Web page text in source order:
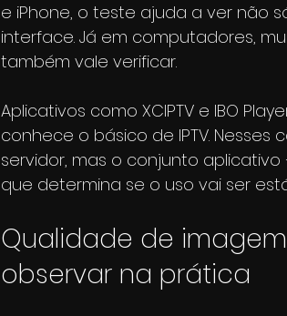
e iPhone, o teste ajuda a ver não
interface. Já em computadores,
também vale verificar.
Aplicativos como XCIPTV e IBO
conhece o básico de IPTV.
servidor, mas o conjunto
que determina se o uso vai ser
Qualidade de
observar na prática